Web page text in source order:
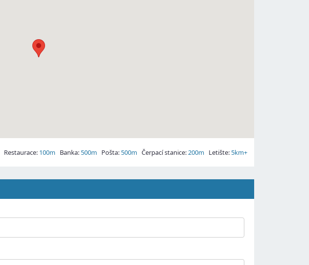
Restaurace: 100m Banka: 500m Pošta: 500m Čerpací stanice:200m Letište: 5km+